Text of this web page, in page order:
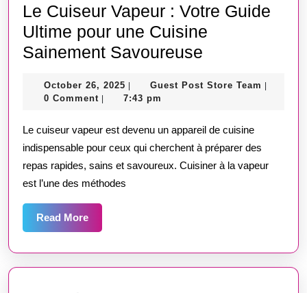
Le Cuiseur Vapeur : Votre Guide
Ultime pour une Cuisine
Sainement Savoureuse
Vapeur
Votre
Guide
Ultime
Sainement
October 26, 2025 October
26,
| Guest Post Store Team Guest
|
0 Comment | 7:43 pm
Le cuiseur vapeur est devenu un appareil de cuisine
indispensable pour ceux qui cherchent à préparer des
repas rapides, sains et savoureux. Cuisiner à la vapeur
est l’une des méthodes
Read MoreRead
More